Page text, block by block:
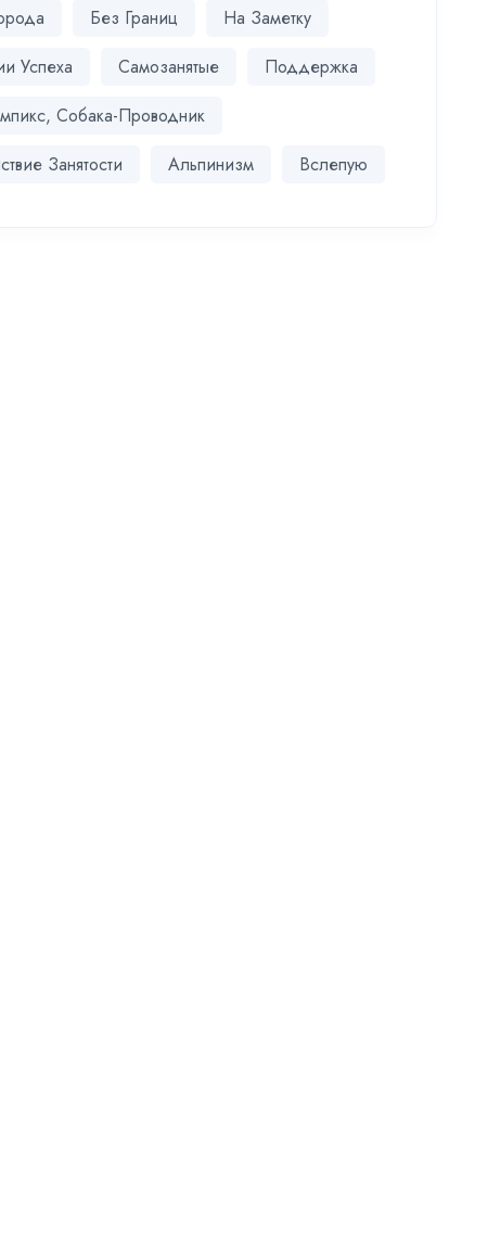
Без Границ
На Заметку
Успеха
Самозанятые
Поддержка
Собака-Проводник
Занятости
Альпинизм Вслепую